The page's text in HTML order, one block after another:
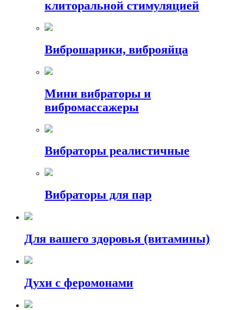
клиторальной стимуляцией
Виброшарики, виброяйца
Мини вибраторы и
вибромассажеры
Вибраторы реалистичные
Вибраторы для пар
Для вашего здоровья (витамины)
Духи с феромонами